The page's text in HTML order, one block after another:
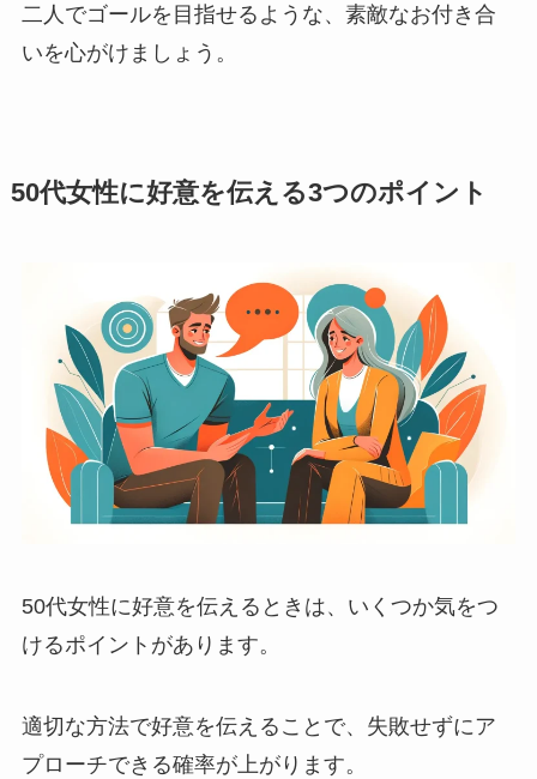
二人でゴールを目指せるような、素敵なお付き合
いを心がけましょう。
50代女性に好意を伝える3つのポイント
50代女性に好意を伝えるときは、いくつか気をつ
けるポイントがあります。
適切な方法で好意を伝えることで、失敗せずにア
プローチできる確率が上がります。